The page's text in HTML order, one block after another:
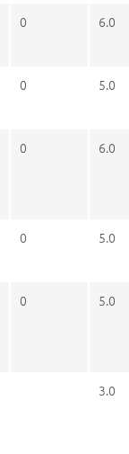
0 6.0
0 5.0
0 6.0
0 5.0
0 5.0
3.0